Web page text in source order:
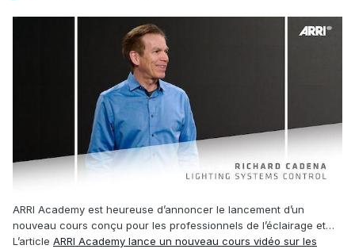
ARRI Academy est heureuse d’annoncer le lancement d’un
nouveau cours conçu pour les professionnels de l’éclairage et…
L’article ARRI Academy lance un nouveau cours vidéo sur les